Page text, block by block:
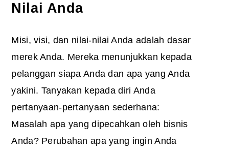
Nilai Anda
Misi, visi, dan nilai-nilai Anda adalah dasar
merek Anda. Mereka menunjukkan kepada
pelanggan siapa Anda dan apa yang Anda
yakini. Tanyakan kepada diri Anda
pertanyaan-pertanyaan sederhana:
Masalah apa yang dipecahkan oleh bisnis
Anda? Perubahan apa yang ingin Anda